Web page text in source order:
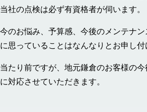
当社の点検は必ず有資格者が伺います。
今のお悩み、予算感、今後のメンテナ
に思っていることはなんなりとお申し付
当たり前ですが、地元鎌倉のお客様の
に対応させていただきます。